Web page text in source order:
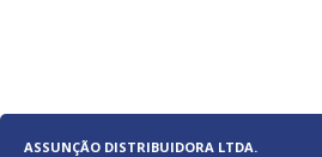
ASSUNÇÃO DISTRIBUIDORA LTDA.